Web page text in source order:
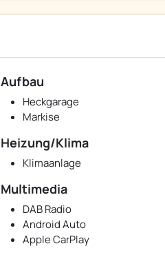
Aufbau
Heckgarage
Markise
Heizung/Klima
Klimaanlage
Multimedia
DAB Radio
Android Auto
Apple CarPlay